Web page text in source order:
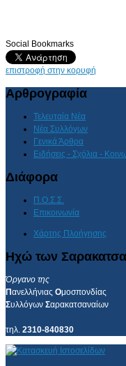
Social Bookmarks
επιστροφή στην κορυφή
Αρθρογραφία
Τελευταία Νέα
Νέα Συλλόγων
Γενικά Άρθρα
Ειδήσεις - Σχόλια -
Διάφορα
Π.Ο.Σ.Σ.
Επικοινωνία
Χάρτης Πλοήγησης
Ηχώ των
Όργανο της
Πανελλήνιας Ομοσπονδίας
Συλλόγων Σαρακατσαναίων
τηλ. 2310-840830